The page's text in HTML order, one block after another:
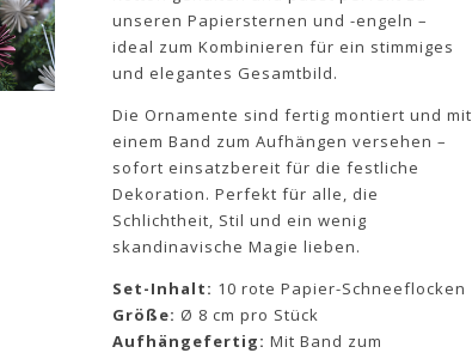
unseren Papiersternen und -engeln –
ideal zum Kombinieren für ein stimmiges
und elegantes Gesamtbild.
Die Ornamente sind fertig montiert und mit
einem Band zum Aufhängen versehen –
sofort einsatzbereit für die festliche
Dekoration. Perfekt für alle, die
Schlichtheit, Stil und ein wenig
skandinavische Magie lieben.
Set-Inhalt: 10 rote Papier-Schneeflocken
Größe: Ø 8 cm pro Stück
Aufhängefertig: Mit Band zum